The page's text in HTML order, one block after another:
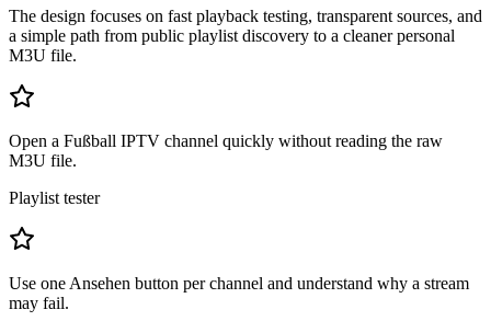
The design focuses on fast playback testing, transparent sources, and
a simple path from public playlist discovery to a cleaner personal
M3U file.
Open a Fußball IPTV channel quickly without reading the raw
M3U file.
Playlist tester
Use one Ansehen button per channel and understand why a stream
may fail.